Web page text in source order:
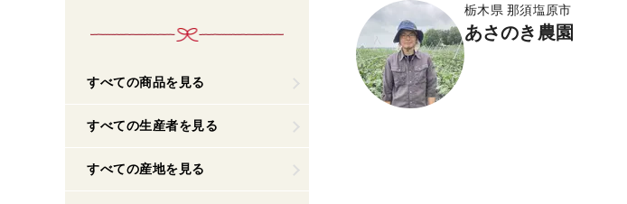
すべての商品を見る
すべての生産者を見る
すべての産地を見る
栃木県 那須塩原市
あさのき農園